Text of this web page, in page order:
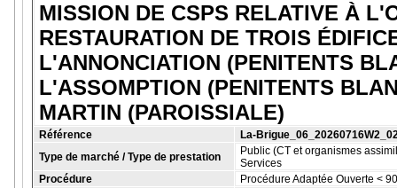
MISSION DE CSPS RELATIVE À
RESTAURATION DE TROIS
L'ANNONCIATION (PENITENTS
L'ASSOMPTION (PENITENTS
MARTIN (PAROISSIALE)
Référence
La-
Type de marché / Type de prestation
Public (CT et organismes
Services
Procédure
Procédure Adaptée Ouverte <